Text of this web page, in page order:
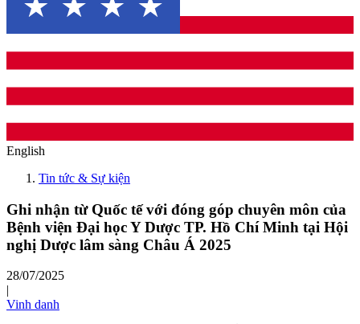
English
Tin tức & Sự kiện
Ghi nhận từ Quốc tế với đóng góp chuyên môn của
Bệnh viện Đại học Y Dược TP. Hồ Chí Minh tại Hội
nghị Dược lâm sàng Châu Á 2025
28/07/2025
|
Vinh danh